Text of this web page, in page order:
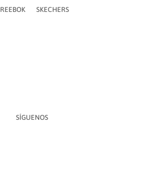
REEBOK
SKECHERS
SÍGUENOS